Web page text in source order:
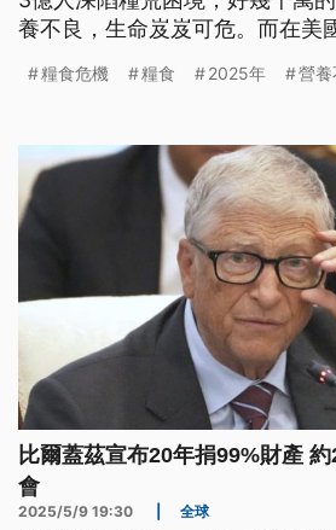
養不良，生命岌岌可危。而在美
加霜。
糧食危機 糧食 2025年 營養
比爾蓋茲宣布20年捐99%財產
會
2025/5/9 19:30 全球